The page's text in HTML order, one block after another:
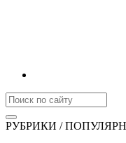
РУБРИКИ /